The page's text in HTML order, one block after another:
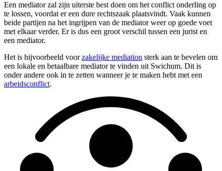
Een mediator zal zijn uiterste best doen om het conflict onderling op
te lossen, voordat er een dure rechtszaak plaatsvindt. Vaak kunnen
beide partijen na het ingrijpen van de mediator weer op goede voet
met elkaar verder. Er is dus een groot verschil tussen een jurist en
een mediator.
Het is bijvoorbeeld voorzakelijke mediation sterk aan te bevelen om
een lokale en betaalbare mediator te vinden uit Swichum. Dit is
onder andere ook in te zetten wanneer je te maken hebt met een
arbeidsconflict.